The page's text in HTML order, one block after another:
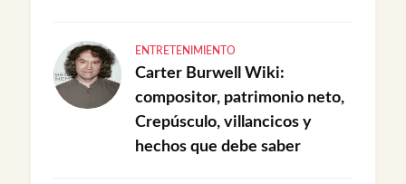
ENTRETENIMIENTO
Carter Burwell Wiki:
compositor, patrimonio neto,
Crepúsculo, villancicos y
hechos que debe saber